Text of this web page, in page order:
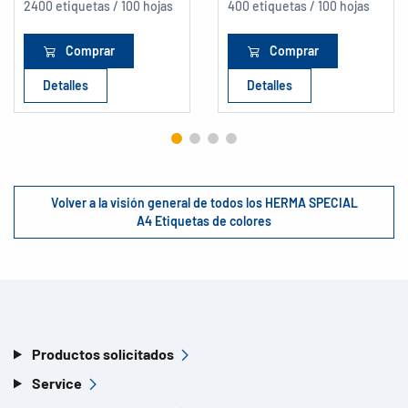
2400 etiquetas / 100 hojas
Comprar
Detalles
400 etiquetas / 100 hojas
Comprar
Detalles
Volver a la visión general de todos los HERMA SPECIAL
A4 Etiquetas de colores
Productos solicitados
Service